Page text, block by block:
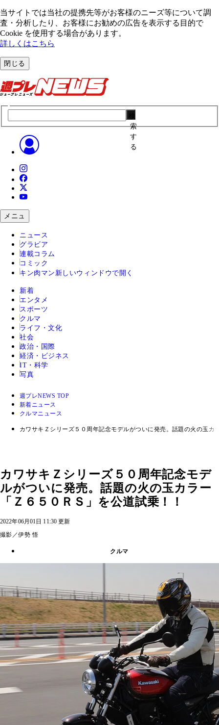
当サイトでは当社の提携先等がお客様のニーズ等について調
査・分析したり、お客様にお勧めの広告を表⽰する⽬的で
Cookie を使⽤する場合があります。
詳しくはこちら
閉じる
索
す
る
メニュ
ニュース
グラビア
連載コラム
コミック
キン肉マン 新しいウィンドウで開く
新着
エンタメ
スポーツ
クルマ
ライフ・文化
社会
政治・国際
経済・ビジネス
IT・科学
写真
週プレNEWS TOP
新着ニュース
クルマニュース
カワサキＺシリーズ５０周年記念モデルがついに発売。話題の火の玉カ
カワサキＺシリーズ５０周年記念モデ
ルがついに発売。話題の火の玉カラー
「Ｚ６５０ＲＳ」を公道試乗！！
2022年06月01日 11:30 更新
撮影／伊勢 悟
クルマ